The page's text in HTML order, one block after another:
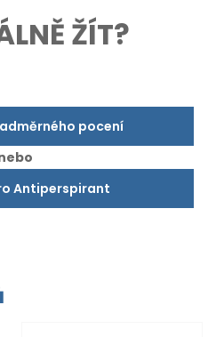
ŽÍT?
pocení
Antiperspirant